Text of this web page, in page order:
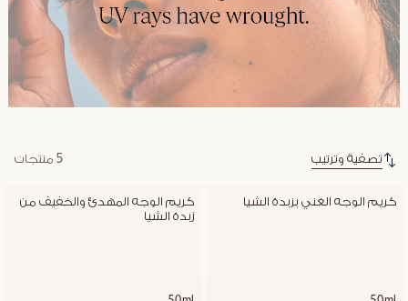
تصفية وترتيب 5 منتجات
كريم الوجه الغني بزبدة الشيا
زبدة الشيا